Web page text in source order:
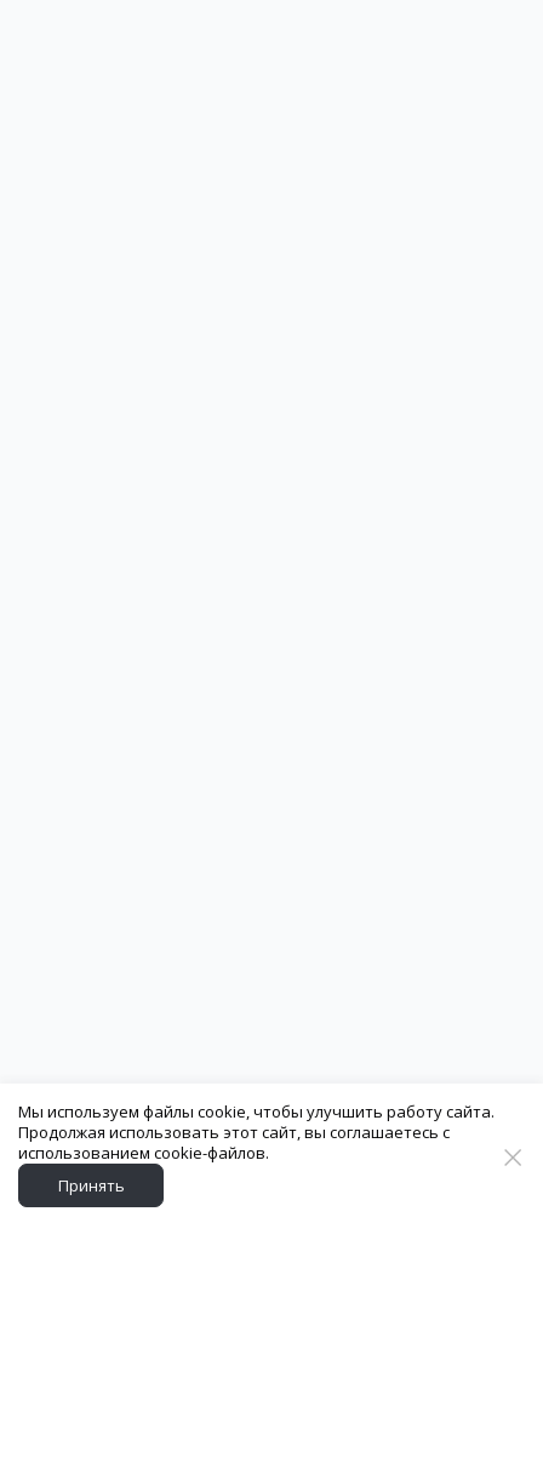
Мы используем файлы cookie, чтобы улучшить работу сайта.
Продолжая использовать этот сайт, вы соглашаетесь с
использованием cookie-файлов.
Принять